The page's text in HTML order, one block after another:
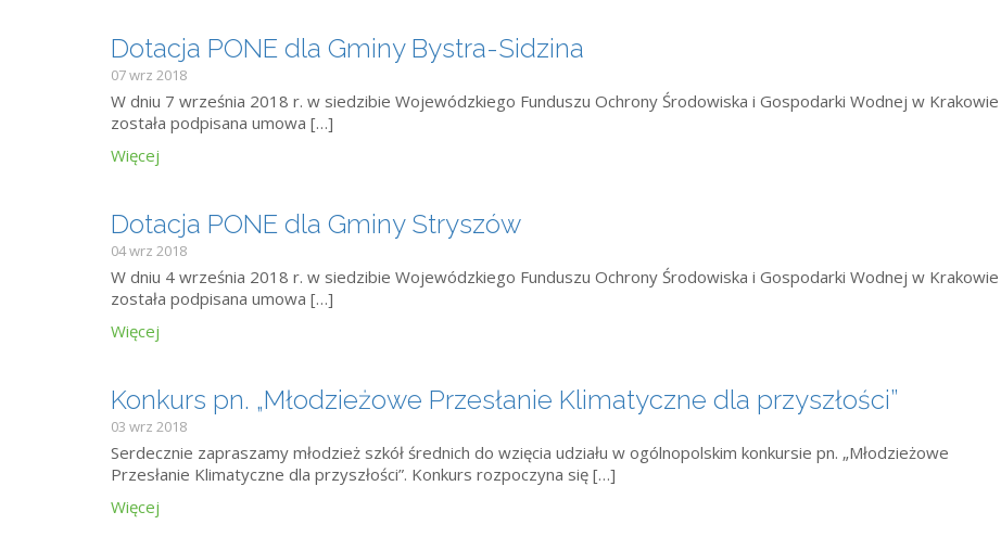
Dotacja PONE dla Gminy Bystra-Sidzina
07 wrz 2018
W dniu 7 września 2018 r. w siedzibie Wojewódzkiego Funduszu Ochrony Środowiska i Gospodarki Wodnej w Krakowie
została podpisana umowa […]
Więcej
Dotacja PONE dla Gminy Stryszów
04 wrz 2018
W dniu 4 września 2018 r. w siedzibie Wojewódzkiego Funduszu Ochrony Środowiska i Gospodarki Wodnej w Krakowie
została podpisana umowa […]
Więcej
Konkurs pn. „Młodzieżowe Przesłanie Klimatyczne dla przyszłości”
03 wrz 2018
Serdecznie zapraszamy młodzież szkół średnich do wzięcia udziału w ogólnopolskim konkursie pn. „Młodzieżowe
Przesłanie Klimatyczne dla przyszłości”. Konkurs rozpoczyna się […]
Więcej